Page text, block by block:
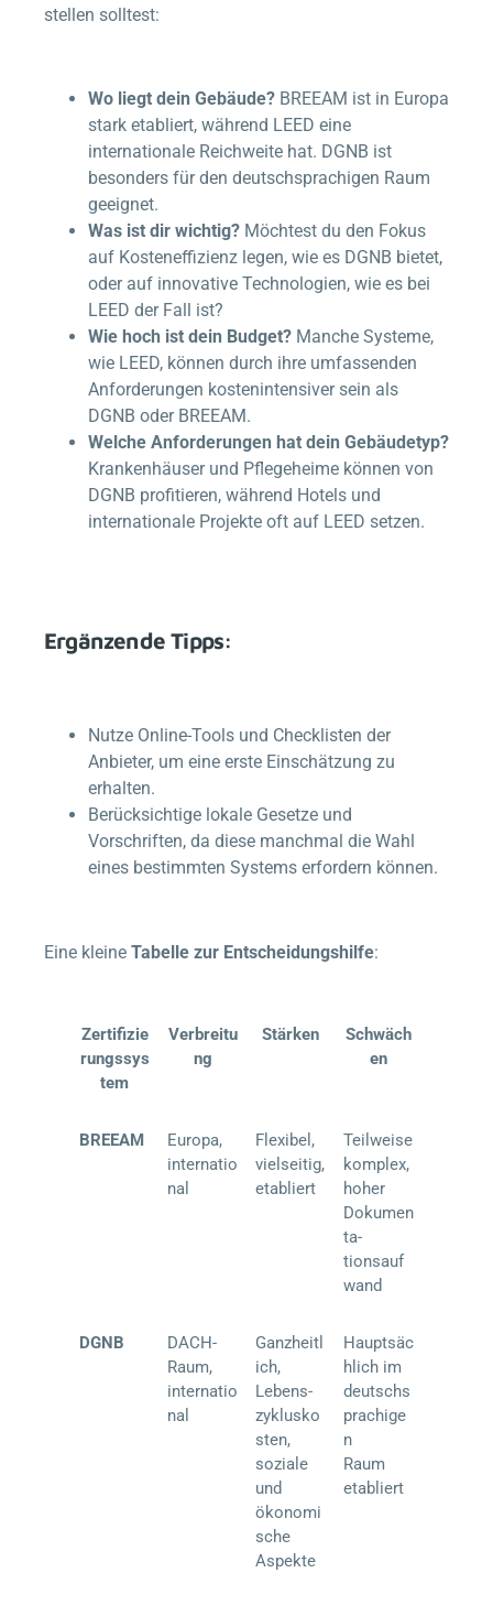
stellen solltest:
Wo liegt dein Gebäude? BREEAM ist in Europa
stark etabliert, während LEED eine
internationale Reichweite hat. DGNB ist
besonders für den deutschsprachigen Raum
geeignet.
Was ist dir wichtig? Möchtest du den Fokus
auf Kosteneffizienz legen, wie es DGNB bietet,
oder auf innovative Technologien, wie es bei
LEED der Fall ist?
Wie hoch ist dein Budget? Manche Systeme,
wie LEED, können durch ihre umfassenden
Anforderungen kostenintensiver sein als
DGNB oder BREEAM.
Welche Anforderungen hat dein Gebäudetyp?
Krankenhäuser und Pflegeheime können von
DGNB profitieren, während Hotels und
internationale Projekte oft auf LEED setzen.
Ergänzende Tipps:
Nutze Online-Tools und Checklisten der
Anbieter, um eine erste Einschätzung zu
erhalten.
Berücksichtige lokale Gesetze und
Vorschriften, da diese manchmal die Wahl
eines bestimmten Systems erfordern können.
Eine kleine Tabelle zur Entscheidungshilfe:
Zertifizie
rungssys
tem
Verbreitu
ng
Stärken
Schwäch
en
BREEAM
Europa,
internatio
nal
Flexibel,
vielseitig,
etabliert
Teilweise
komplex,
hoher
Dokumen
ta-
tionsauf
wand
DGNB
DACH-
Raum,
internatio
nal
Ganzheitl
ich,
Lebens-
zyklusko
sten,
soziale
und
ökonomi
sche
Aspekte
Hauptsäc
hlich im
deutschs
prachige
n
Raum
etabliert